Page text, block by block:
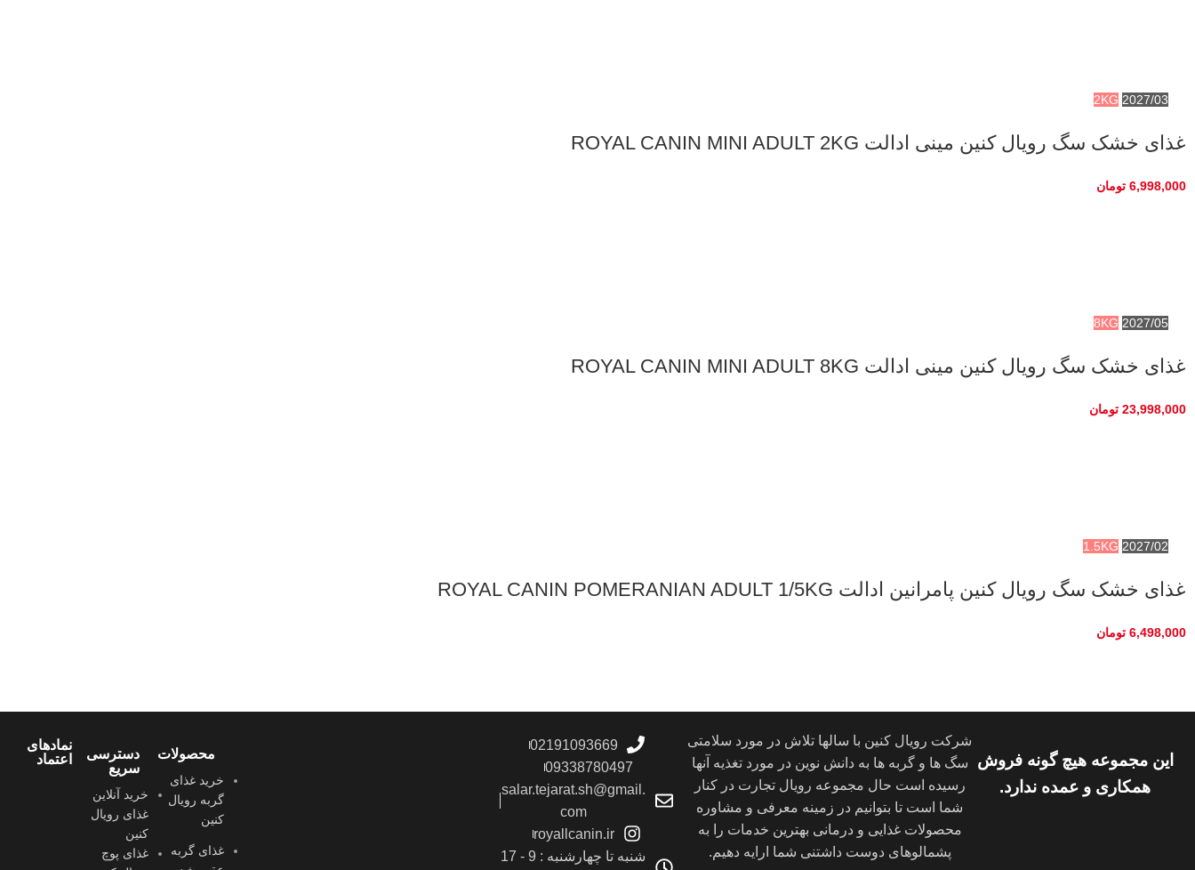
2027/03
2KG
غذای خشک سگ رویال کنین مینی ادالت ROYAL CANIN MINI ADULT 2KG
6,998,000 تومان
2027/05
8KG
غذای خشک سگ رویال کنین مینی ادالت ROYAL CANIN MINI ADULT 8KG
23,998,000 تومان
2027/02
1.5KG
غذای خشک سگ رویال کنین پامرانین ادالت ROYAL CANIN POMERANIAN ADULT 1/5KG
6,498,000 تومان
این مجموعه هیچ گونه فروش
همکاری و عمده ندارد.
شرکت رویال کنین با سالها تلاش در مورد سلامتی
سگ ها و گربه ها به دانش نوین در مورد تغذیه آنها
رسیده است حال مجموعه رویال تجارت در کنار
شما است تا بتوانیم در زمینه معرفی و مشاوره
محصولات غذایی و درمانی بهترین خدمات را به
پشمالوهای دوست داشتنی شما ارايه دهیم.
02191093669
09338780497
salar.tejarat.sh@gmail.
com
royallcanin.ir
شنبه تا چهارشنبه : 9 - 17
محصولات
خرید غذای
گربه رویال
کنین
غذای گربه
دسترسی
سریع
خرید آنلاین
غذای رویال
کنین
غذای پوچ
نمادهای
اعتماد